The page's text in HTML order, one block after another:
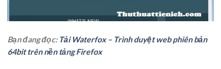
Bạn đang đọc: Tải Waterfox – Trình duyệt web phiên bản
64bit trên nền tảng Firefox